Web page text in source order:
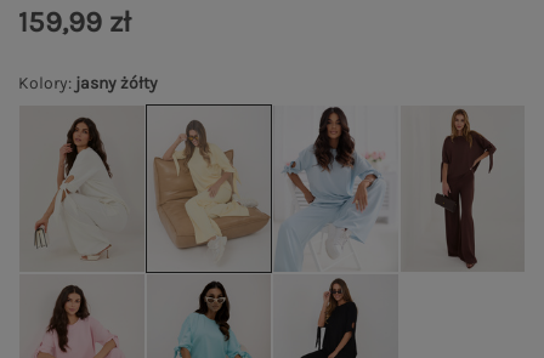
Kolory: jasny żółty
159,99 zł